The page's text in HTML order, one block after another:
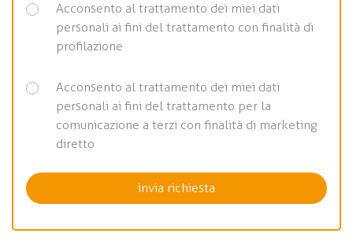
Acconsento al trattamento dei miei dati
personali ai fini del trattamento con finalità di
profilazione
Acconsento al trattamento dei miei dati
personali ai fini del trattamento per la
comunicazione a terzi con finalità di marketing
diretto